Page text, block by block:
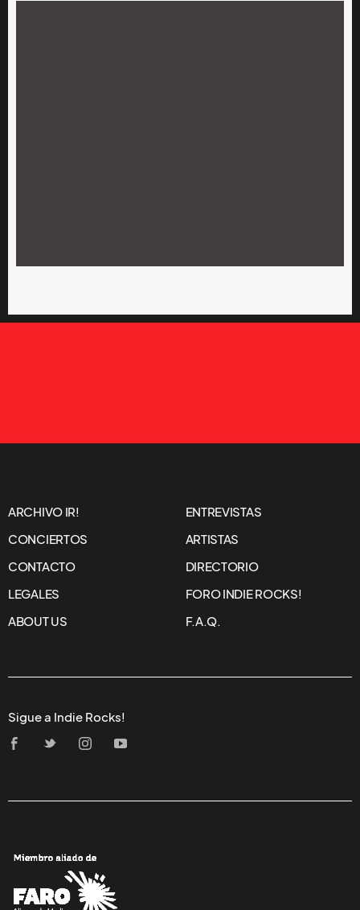
ARCHIVO IR!
ENTREVISTAS
CONCIERTOS
ARTISTAS
CONTACTO
DIRECTORIO
LEGALES
FORO INDIE ROCKS!
ABOUT US
F.A.Q.
Sigue a Indie Rocks!